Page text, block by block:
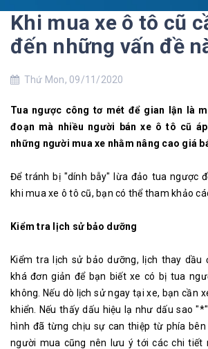
Khi mua xe ô tô cũ
đến những vấn đề
Thứ Mon, 09/11/2020
Tua ngược công tơ mét để gian lận là
đoạn mà nhiều người bán xe ô tô cũ
những người mua xe nhằm nâng cao giá
Để tránh bị "dính bẫy" lừa đảo tua ngược
khi mua xe ô tô cũ, bạn có thể tham khảo
Kiểm tra lịch sử bảo dưỡng
Kiểm tra lịch sử bảo dưỡng, lịch thay dầu
khá đơn giản để bạn biết xe có bị tua
không. Nếu dò lịch sử ngay tại xe, bạn cần
khiển. Nếu thấy dấu hiệu lạ như dấu sao
hình đã từng chịu sự can thiệp từ phía bên
người mua cũng nên lưu ý tới các chi tiết